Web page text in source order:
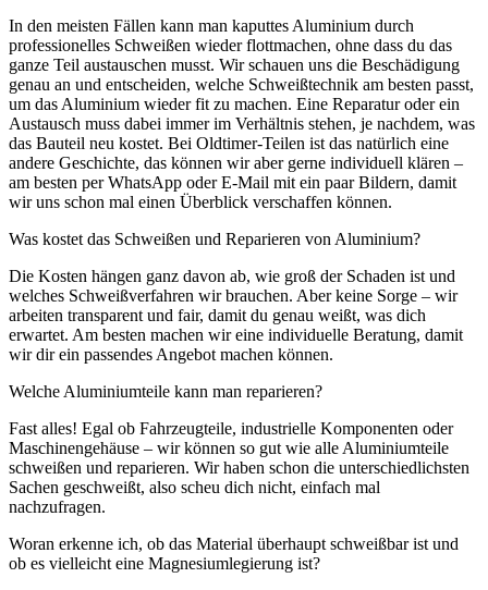
In den meisten Fällen kann man kaputtes Aluminium durch
professionelles Schweißen wieder flottmachen, ohne dass du das
ganze Teil austauschen musst. Wir schauen uns die Beschädigung
genau an und entscheiden, welche Schweißtechnik am besten passt,
um das Aluminium wieder fit zu machen. Eine Reparatur oder ein
Austausch muss dabei immer im Verhältnis stehen, je nachdem, was
das Bauteil neu kostet. Bei Oldtimer-Teilen ist das natürlich eine
andere Geschichte, das können wir aber gerne individuell klären –
am besten per WhatsApp oder E-Mail mit ein paar Bildern, damit
wir uns schon mal einen Überblick verschaffen können.
Was kostet das Schweißen und Reparieren von Aluminium?
Die Kosten hängen ganz davon ab, wie groß der Schaden ist und
welches Schweißverfahren wir brauchen. Aber keine Sorge – wir
arbeiten transparent und fair, damit du genau weißt, was dich
erwartet. Am besten machen wir eine individuelle Beratung, damit
wir dir ein passendes Angebot machen können.
Welche Aluminiumteile kann man reparieren?
Fast alles! Egal ob Fahrzeugteile, industrielle Komponenten oder
Maschinengehäuse – wir können so gut wie alle Aluminiumteile
schweißen und reparieren. Wir haben schon die unterschiedlichsten
Sachen geschweißt, also scheu dich nicht, einfach mal
nachzufragen.
Woran erkenne ich, ob das Material überhaupt schweißbar ist und
ob es vielleicht eine Magnesiumlegierung ist?